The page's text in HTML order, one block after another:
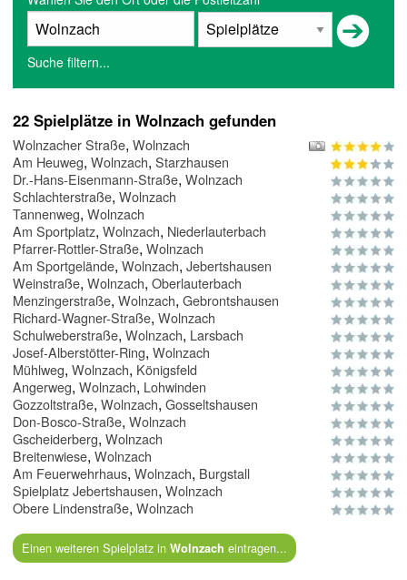
Suche filtern...
22 Spielplätze in Wolnzach gefunden
Wolnzacher Straße, Wolnzach
Am Heuweg, Wolnzach, Starzhausen
Dr.-Hans-Eisenmann-Straße, Wolnzach
Schlachterstraße, Wolnzach
Tannenweg, Wolnzach
Am Sportplatz, Wolnzach, Niederlauterbach
Pfarrer-Rottler-Straße, Wolnzach
Am Sportgelände, Wolnzach, Jebertshausen
Weinstraße, Wolnzach, Oberlauterbach
Menzingerstraße, Wolnzach, Gebrontshausen
Richard-Wagner-Straße, Wolnzach
Schulweberstraße, Wolnzach, Larsbach
Josef-Alberstötter-Ring, Wolnzach
Mühlweg, Wolnzach, Königsfeld
Angerweg, Wolnzach, Lohwinden
Gozzoltstraße, Wolnzach, Gosseltshausen
Don-Bosco-Straße, Wolnzach
Gscheiderberg, Wolnzach
Breitenwiese, Wolnzach
Am Feuerwehrhaus, Wolnzach, Burgstall
Spielplatz Jebertshausen, Wolnzach
Obere Lindenstraße, Wolnzach
Einen weiteren Spielplatz in Wolnzach eintragen...